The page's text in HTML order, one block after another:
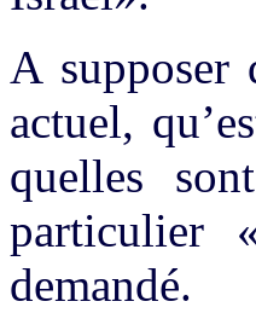
A supposer
actuel,
quelles
particulier
demandé.